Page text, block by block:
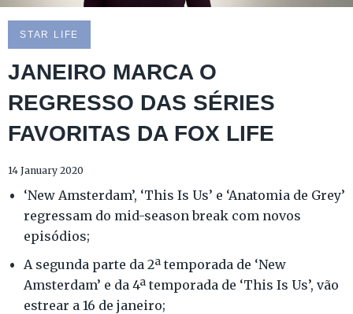
STAR LIFE
JANEIRO MARCA O
REGRESSO DAS SÉRIES
FAVORITAS DA FOX LIFE
14 January 2020
‘New Amsterdam’, ‘This Is Us’ e ‘Anatomia de Grey’
regressam do mid-season break com novos
episódios;
A segunda parte da 2ª temporada de ‘New
Amsterdam’ e da 4ª temporada de ‘This Is Us’, vão
estrear a 16 de janeiro;